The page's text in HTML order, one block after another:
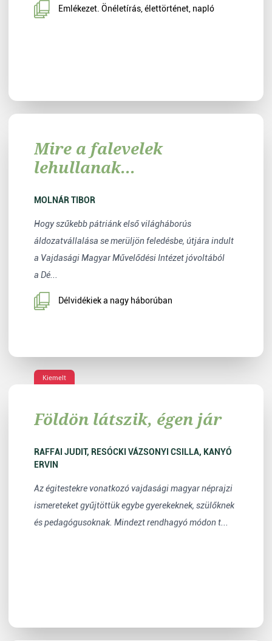
Emlékezet. Önéletírás, élettörténet, napló
Mire a falevelek
lehullanak...
MOLNÁR TIBOR
Hogy szűkebb pátriánk első világháborús
áldozatvállalása se merüljön feledésbe, útjára indult
a Vajdasági Magyar Művelődési Intézet jóvoltából
a Dé...
Délvidékiek a nagy háborúban
Kiemelt
Földön látszik, égen jár
RAFFAI JUDIT, RESÓCKI VÁZSONYI CSILLA, KANYÓ
ERVIN
Az égitestekre vonatkozó vajdasági magyar néprajzi
ismereteket gyűjtöttük egybe gyerekeknek, szülőknek
és pedagógusoknak. Mindezt rendhagyó módon t...